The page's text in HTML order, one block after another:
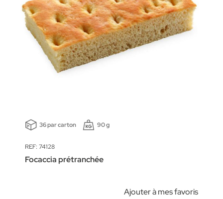
36 par carton 90 g
REF: 74128
Focaccia prétranchée
Ajouter à mes favoris